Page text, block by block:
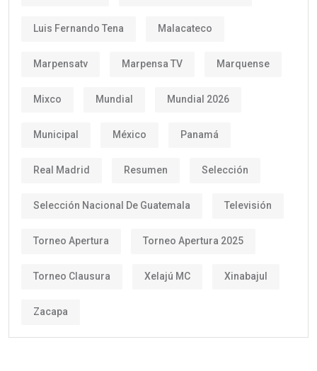
Luis Fernando Tena Malacateco
Marpensatv Marpensa TV Marquense
Mixco Mundial Mundial 2026
Municipal México Panamá
Real Madrid Resumen Selección
Selección Nacional De Guatemala Televisión
Torneo Apertura Torneo Apertura 2025
Torneo Clausura Xelajú MC Xinabajul
Zacapa